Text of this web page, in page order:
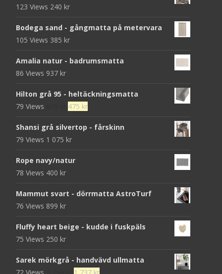
123 Views 240 kr
Bodega sand - gångmatta på metervara
105 Views 385 kr
Amalia natur - badrumsmatta
86 Views 937 kr
Hilton grå 95 - heltäckningsmatta
79 Views
Det
priset
var:
475 krDet
priset
Shansi grå silvertop - fårskinn
79 Views 1 075 kr
Rope navy/natur
78 Views 400 kr
Mammut svart - dörrmatta AstroTurf
76 Views 899 kr
Fluffy heart beige - kudde i fuskpäls
75 Views 250 kr
Sarek mörkgrå - handvävd ullmatta
72 Views
Det
1 737 krDet